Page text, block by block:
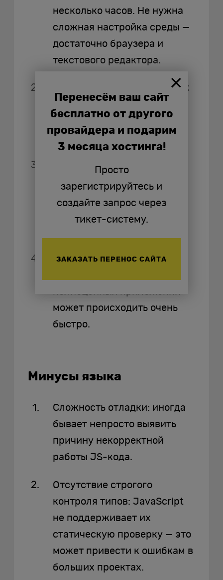
несколько часов. Не нужна
сложная настройка среды —
достаточно браузера и
текстового редактора.
Универсальность: один язык
для фронтенда, бэкенда,
мобильной и десктопной
разработки.
Сообщество и экосистема:
практически для любой
задачи в комьюнити
Скорость разработки:
может происходить очень
быстро.
Минусы языка
Сложность отладки: иногда
бывает непросто выявить
причину некорректной
работы JS-кода.
Отсутствие строгого
контроля типов: JavaScript
не поддерживает их
статическую проверку — это
может привести к ошибкам в
больших проектах.
Перенесём ваш сайт
бесплатно от другого
провайдера и подарим
3 месяца хостинга!
Просто
зарегистрируйтесь и
создайте запрос через
тикет-систему.
ЗАКАЗАТЬ ПЕРЕНОС САЙТА